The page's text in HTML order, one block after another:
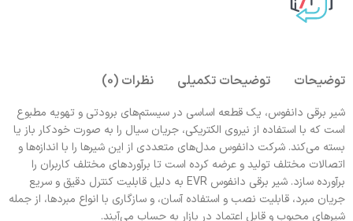
توضیحات توضیحات تکمیلی نظرات (0)
شیر برقی دانفوس، یک قطعه اساسی در سیستم‌های برودتی و تهویه مطبوع
است که با استفاده از نیروی الکتریکی، جریان سیال را به صورت خودکار باز یا
بسته می‌کند. شرکت دانفوس مدل‌های متعددی از این شیرها را با اندازه‌ها و
اتصالات مختلف تولید و عرضه کرده است تا برآوردهای مختلف کاربران را
برآورده سازد. شیر برقی دانفوس EVR به دلیل قابلیت کنترل دقیق و سریع
جریان مبرد، قابلیت نصب و استفاده آسان، و سازگاری با انواع مبردها، از جمله
شیرهای محبوب و قابل اعتماد در بازار به حساب می‌آیند.